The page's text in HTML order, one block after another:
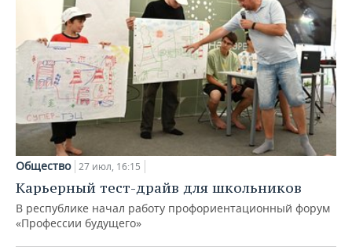
Общество 27 июл, 16:15
Карьерный тест-драйв для школьников
В республике начал работу профориентационный форум
«Профессии будущего»